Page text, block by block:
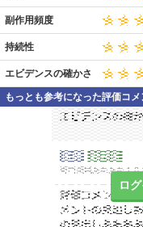
副作用頻度
持続性
エビデンスの確かさ
もっとも参考になった評価コメ
ロ